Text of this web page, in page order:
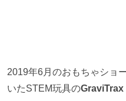
2019年6月のおもちゃショ
いたSTEM玩具のGraviTrax